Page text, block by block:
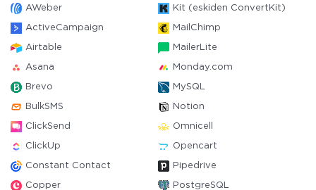
AWeber Kit (eskiden ConvertKit)
ActiveCampaign MailChimp
Airtable MailerLite
Asana Monday.com
Brevo MySQL
BulkSMS Notion
ClickSend Omnicell
ClickUp Opencart
Constant Contact Pipedrive
Copper PostgreSQL